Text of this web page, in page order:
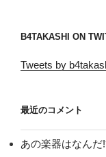
B4TAKASHI ON
Tweets by
最近のコメント
あの楽器はなんだ